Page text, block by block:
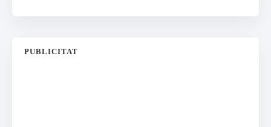
PUBLICITAT